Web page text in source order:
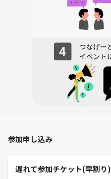
参加申し込み
遅れて参加チケット(早割り)